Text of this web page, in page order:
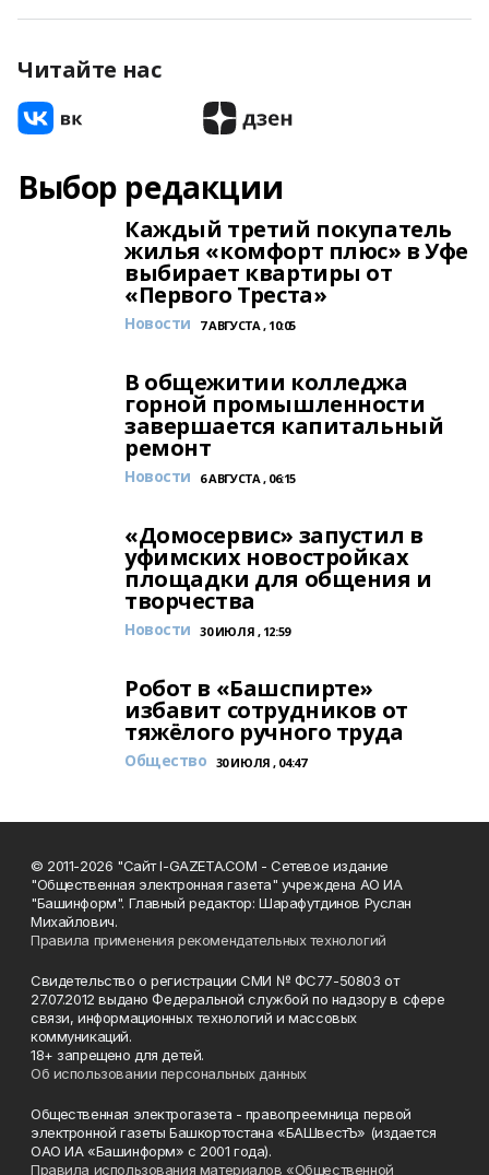
Читайте нас
Выбор редакции
Каждый третий покупатель
жилья «комфорт плюс» в Уфе
выбирает квартиры от
«Первого Треста»
Новости 7 АВГУСТА , 10:05
В общежитии колледжа
горной промышленности
завершается капитальный
ремонт
Новости 6 АВГУСТА , 06:15
«Домосервис» запустил в
уфимских новостройках
площадки для общения и
творчества
Новости 30 ИЮЛЯ , 12:59
Робот в «Башспирте»
избавит сотрудников от
тяжёлого ручного труда
Общество 30 ИЮЛЯ , 04:47
© 2011-2026 "Сайт I-GAZETA.COM - Сетевое издание
"Общественная электронная газета" учреждена АО ИА
"Башинформ". Главный редактор: Шарафутдинов Руслан
Михайлович.
Правила применения рекомендательных технологий
Свидетельство о регистрации СМИ № ФС77-50803 от
27.07.2012 выдано Федеральной службой по надзору в сфере
связи, информационных технологий и массовых
коммуникаций.
18+ запрещено для детей.
Об использовании персональных данных
Общественная электрогазета - правопреемница первой
электронной газеты Башкортостана «БАШвестЪ» (издается
ОАО ИА «Башинформ» с 2001 года).
Правила использования материалов «Общественной